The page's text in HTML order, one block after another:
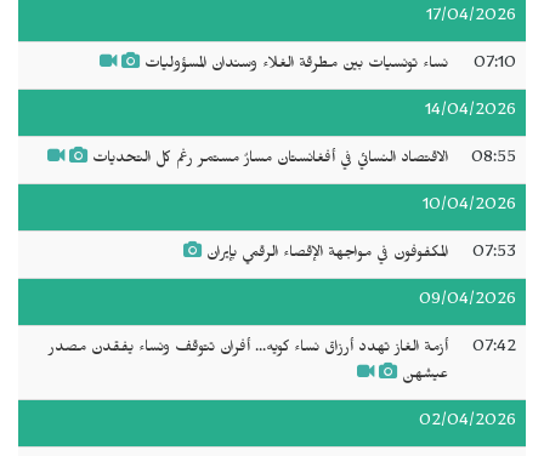
17/04/2026
07:10 نساء تونسيات بين مطرقة الغلاء وسندان المسؤوليات
14/04/2026
08:55 الاقتصاد النسائي في أفغانستان مسارٌ مستمر رغم كل التحديات
10/04/2026
07:53 المكفوفون في مواجهة الإقصاء الرقمي بإيران
09/04/2026
07:42
أزمة الغاز تهدد أرزاق نساء كويه... أفران تتوقف ونساء يفقدن مصدر
عيشهن
02/04/2026